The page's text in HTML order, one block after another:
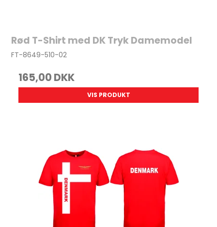
Rød T-Shirt med DK Tryk Damemodel
FT-8649-510-02
165,00 DKK
VIS PRODUKT